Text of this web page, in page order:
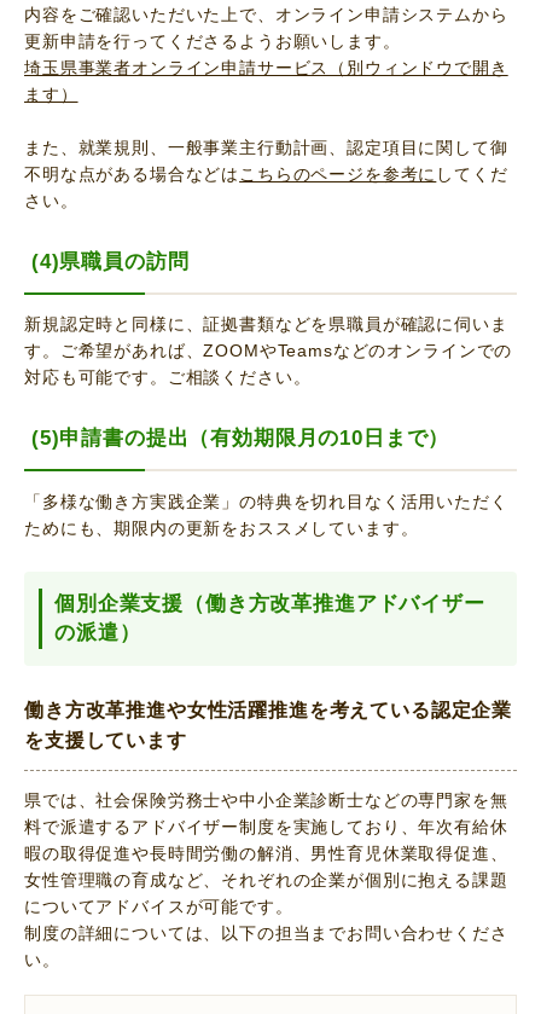
内容をご確認いただいた上で、オンライン申請システムから
更新申請を行ってくださるようお願いします。
埼玉県事業者オンライン申請サービス（別ウィンドウで開き
ます）
また、就業規則、一般事業主行動計画、認定項目に関して御
不明な点がある場合などはこちらのページを参考に してくだ
さい。
(4)県職員の訪問
新規認定時と同様に、証拠書類などを県職員が確認に伺いま
す。ご希望があれば、ZOOMやTeamsなどのオンラインでの
対応も可能です。ご相談ください。
(5)申請書の提出（有効期限月の10日まで）
「多様な働き方実践企業」の特典を切れ目なく活用いただく
ためにも、期限内の更新をおススメしています。
個別企業支援（働き方改革推進アドバイザー
の派遣）
働き方改革推進や女性活躍推進を考えている認定企業
を支援しています
県では、社会保険労務士や中小企業診断士などの専門家を無
料で派遣するアドバイザー制度を実施しており、年次有給休
暇の取得促進や長時間労働の解消、男性育児休業取得促進、
女性管理職の育成など、それぞれの企業が個別に抱える課題
についてアドバイスが可能です。
制度の詳細については、以下の担当までお問い合わせくださ
い。